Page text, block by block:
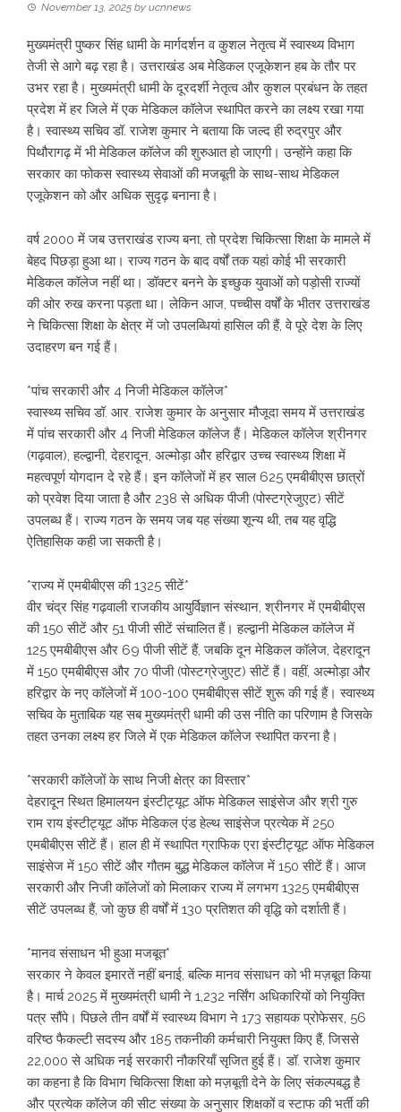
November 13, 2025 by ucnnews
मुख्यमंत्री पुष्कर सिंह धामी के मार्गदर्शन व कुशल नेतृत्व में स्वास्थ्य विभाग
तेजी से आगे बढ़ रहा है। उत्तराखंड अब मेडिकल एजूकेशन हब के तौर पर
उभर रहा है। मुख्यमंत्री धामी के दूरदर्शी नेतृत्व और कुशल प्रबंधन के तहत
प्रदेश में हर जिले में एक मेडिकल कॉलेज स्थापित करने का लक्ष्य रखा गया
है। स्वास्थ्य सचिव डॉ. राजेश कुमार ने बताया कि जल्द ही रुद्रपुर और
पिथौरागढ़ में भी मेडिकल कॉलेज की शुरुआत हो जाएगी। उन्होंने कहा कि
सरकार का फोकस स्वास्थ्य सेवाओं की मजबूती के साथ-साथ मेडिकल
एजूकेशन को और अधिक सुदृढ़ बनाना है।
वर्ष 2000 में जब उत्तराखंड राज्य बना, तो प्रदेश चिकित्सा शिक्षा के मामले में
बेहद पिछड़ा हुआ था। राज्य गठन के बाद वर्षों तक यहां कोई भी सरकारी
मेडिकल कॉलेज नहीं था। डॉक्टर बनने के इच्छुक युवाओं को पड़ोसी राज्यों
की ओर रुख करना पड़ता था। लेकिन आज, पच्चीस वर्षों के भीतर उत्तराखंड
ने चिकित्सा शिक्षा के क्षेत्र में जो उपलब्धियां हासिल की हैं, वे पूरे देश के लिए
उदाहरण बन गई हैं।
*पांच सरकारी और 4 निजी मेडिकल कॉलेज*
स्वास्थ्य सचिव डॉ. आर. राजेश कुमार के अनुसार मौजूदा समय में उत्तराखंड
में पांच सरकारी और 4 निजी मेडिकल कॉलेज हैं। मेडिकल कॉलेज श्रीनगर
(गढ़वाल), हल्द्वानी, देहरादून, अल्मोड़ा और हरिद्वार उच्च स्वास्थ्य शिक्षा में
महत्वपूर्ण योगदान दे रहे हैं। इन कॉलेजों में हर साल 625 एमबीबीएस छात्रों
को प्रवेश दिया जाता है और 238 से अधिक पीजी (पोस्टग्रेजुएट) सीटें
उपलब्ध हैं। राज्य गठन के समय जब यह संख्या शून्य थी, तब यह वृद्धि
ऐतिहासिक कही जा सकती है।
*राज्य में एमबीबीएस की 1325 सीटें*
वीर चंद्र सिंह गढ़वाली राजकीय आयुर्विज्ञान संस्थान, श्रीनगर में एमबीबीएस
की 150 सीटें और 51 पीजी सीटें संचालित हैं। हल्द्वानी मेडिकल कॉलेज में
125 एमबीबीएस और 69 पीजी सीटें हैं, जबकि दून मेडिकल कॉलेज, देहरादून
में 150 एमबीबीएस और 70 पीजी (पोस्टग्रेजुएट) सीटें हैं। वहीं, अल्मोड़ा और
हरिद्वार के नए कॉलेजों में 100-100 एमबीबीएस सीटें शुरू की गई हैं। स्वास्थ्य
सचिव के मुताबिक यह सब मुख्यमंत्री धामी की उस नीति का परिणाम है जिसके
तहत उनका लक्ष्य हर जिले में एक मेडिकल कॉलेज स्थापित करना है।
*सरकारी कॉलेजों के साथ निजी क्षेत्र का विस्तार*
देहरादून स्थित हिमालयन इंस्टीट्यूट ऑफ मेडिकल साइंसेज और श्री गुरु
राम राय इंस्टीट्यूट ऑफ मेडिकल एंड हेल्थ साइंसेज प्रत्येक में 250
एमबीबीएस सीटें हैं। हाल ही में स्थापित ग्राफिक एरा इंस्टीट्यूट ऑफ मेडिकल
साइंसेज में 150 सीटें और गौतम बुद्ध मेडिकल कॉलेज में 150 सीटें हैं। आज
सरकारी और निजी कॉलेजों को मिलाकर राज्य में लगभग 1325 एमबीबीएस
सीटें उपलब्ध हैं, जो कुछ ही वर्षों में 130 प्रतिशत की वृद्धि को दर्शाती हैं।
*मानव संसाधन भी हुआ मजबूत*
सरकार ने केवल इमारतें नहीं बनाई, बल्कि मानव संसाधन को भी मज़बूत किया
है। मार्च 2025 में मुख्यमंत्री धामी ने 1,232 नर्सिंग अधिकारियों को नियुक्ति
पत्र सौंपे। पिछले तीन वर्षों में स्वास्थ्य विभाग ने 173 सहायक प्रोफेसर, 56
वरिष्ठ फैकल्टी सदस्य और 185 तकनीकी कर्मचारी नियुक्त किए हैं, जिससे
22,000 से अधिक नई सरकारी नौकरियाँ सृजित हुई हैं। डॉ. राजेश कुमार
का कहना है कि विभाग चिकित्सा शिक्षा को मज़बूती देने के लिए संकल्पबद्ध है
और प्रत्येक कॉलेज की सीट संख्या के अनुसार शिक्षकों व स्टाफ की भर्ती की